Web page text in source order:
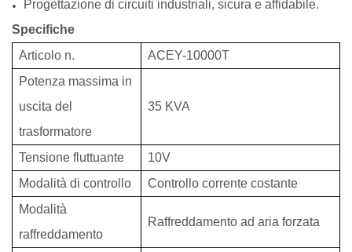
Progettazione di circuiti industriali, sicura e affidabile.
Specifiche
Articolo n.
ACEY-10000T
Potenza massima in
uscita del
trasformatore
35 KVA
Tensione fluttuante
10V
Modalità di controllo
Controllo corrente costante
Modalità
raffreddamento
Raffreddamento ad aria forzata